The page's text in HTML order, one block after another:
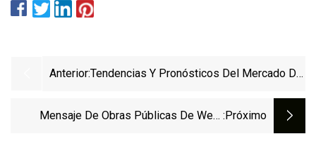
Anterior:Tendencias Y Pronósticos Del Mercado De
Mercado Mundial De Suministros Médicos
Mensaje De Obras Públicas De West :próximo